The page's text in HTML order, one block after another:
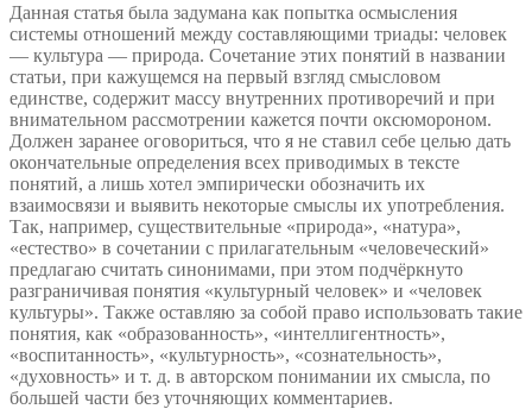
природе
культурного
человека
Данная статья была задумана как попытка осмысления
системы отношений между составляющими триады: человек
— культура — природа. Сочетание этих понятий в названии
статьи, при кажущемся на первый взгляд смысловом
единстве, содержит массу внутренних противоречий и при
внимательном рассмотрении кажется почти оксюмороном.
Должен заранее оговориться, что я не ставил себе целью дать
окончательные определения всех приводимых в тексте
понятий, а лишь хотел эмпирически обозначить их
взаимосвязи и выявить некоторые смыслы их употребления.
Так, например, существительные «природа», «натура»,
«естество» в сочетании с прилагательным «человеческий»
предлагаю считать синонимами, при этом подчёркнуто
разграничивая понятия «культурный человек» и «человек
культуры». Также оставляю за собой право использовать такие
понятия, как «образованность», «интеллигентность»,
«воспитанность», «культурность», «сознательность»,
«духовность» и т. д. в авторском понимании их смысла, по
большей части без уточняющих комментариев.